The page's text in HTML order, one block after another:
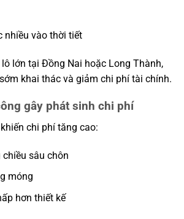
nhiều vào thời tiết
lớn tại Đồng Nai hoặc Long Thành,
khai thác và giảm chi phí tài chính.
gây phát sinh chi phí
chi phí tăng cao:
sâu chôn
móng
hơn thiết kế